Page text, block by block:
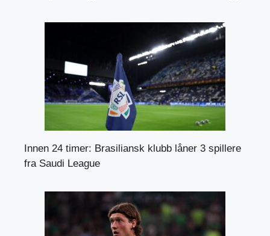
Innen 24 timer: Brasiliansk klubb låner 3 spillere
fra Saudi League